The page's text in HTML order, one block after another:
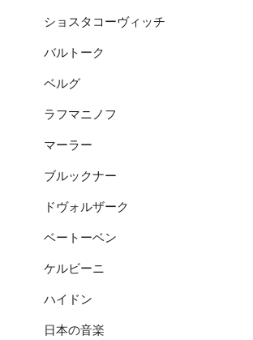
ショスタコーヴィッチ
バルトーク
ベルグ
ラフマニノフ
マーラー
ブルックナー
ドヴォルザーク
ベートーベン
ケルビーニ
ハイドン
日本の音楽